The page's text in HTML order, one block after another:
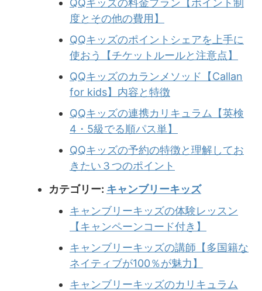
度とその他の費用】
QQキッズのポイントシェアを上手に
使おう【チケットルールと注意点】
QQキッズのカランメソッド【Callan
for kids】内容と特徴
QQキッズの連携カリキュラム【英検
4・5級でる順パス単】
QQキッズの予約の特徴と理解してお
きたい３つのポイント
カテゴリー: キャンブリーキッズ
キャンブリーキッズの体験レッスン
【キャンペーンコード付き】
キャンブリーキッズの講師【多国籍な
ネイティブが100％が魅力】
キャンブリーキッズのカリキュラム